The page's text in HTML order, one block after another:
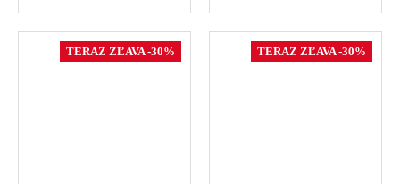
TERAZ ZĽAVA -30% TERAZ ZĽAVA -30%